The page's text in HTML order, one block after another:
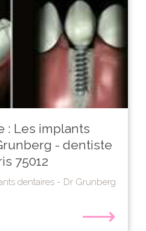
: Les implants
- dentiste
75012
dentaires - Dr Grunberg
⟶